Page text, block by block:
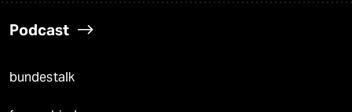
Podcast
bundestalk